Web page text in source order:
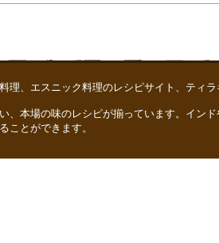
理、エスニック料理のレシピサイト、ティ
、本場の味のレシピが揃っています。イン
ことができます。